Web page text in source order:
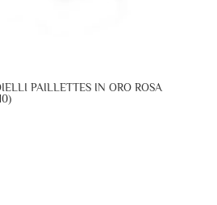
PAILLETTES IN ORO ROSA